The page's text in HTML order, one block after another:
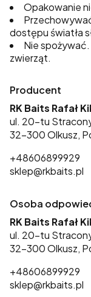
Opakowanie
dostępu światła
Nie
zwierząt.
Producent
RK Baits Rafał
ul. 20-tu
32-300 Olkusz,
+48606899929
sklep@rkbaits.pl
Osoba
RK Baits Rafał
ul. 20-tu
32-300 Olkusz,
+48606899929
sklep@rkbaits.pl